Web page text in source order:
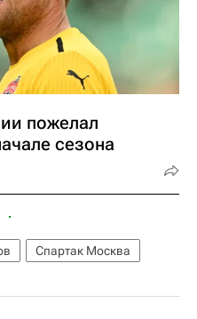
пожелал
сезона
Спартак Москва